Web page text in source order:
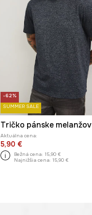
-62%
SUMMER SALE
Aktuálna cena:
5,90 €
Bežná cena: 15,90 €
Najnižšia cena: 15,90 €